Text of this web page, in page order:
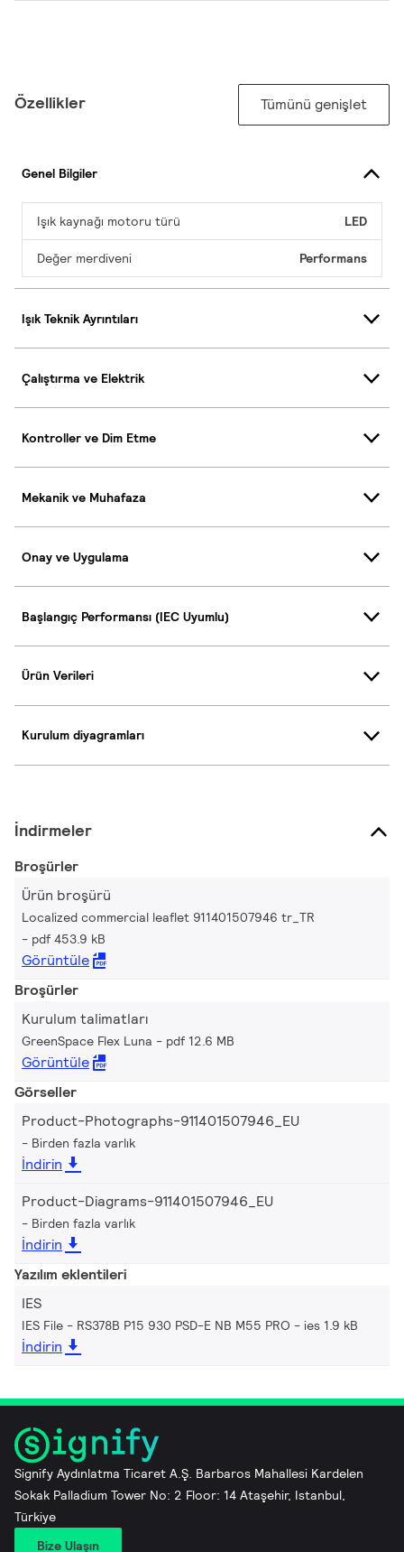
Özellikler Tümünü genişlet
Genel Bilgiler
Işık kaynağı motoru türü LED
Değer merdiveni Performans
Işık Teknik Ayrıntıları
Çalıştırma ve Elektrik
Kontroller ve Dim Etme
Mekanik ve Muhafaza
Onay ve Uygulama
Başlangıç Performansı (IEC Uyumlu)
Ürün Verileri
Kurulum diyagramları
İndirmeler
Broşürler
Ürün broşürü
Localized commercial leaflet 911401507946 tr_TR
pdf 453.9 kB
Görüntüle
Broşürler
Kurulum talimatları
GreenSpace Flex Luna pdf 12.6 MB
Görüntüle
Görseller
Product-Photographs-911401507946_EU
Birden fazla varlık
İndirin
Product-Diagrams-911401507946_EU
Birden fazla varlık
İndirin
Yazılım eklentileri
IES
IES File - RS378B P15 930 PSD-E NB M55 PRO ies 1.9 kB
İndirin
Signify Aydınlatma Ticaret A.Ş. Barbaros Mahallesi Kardelen
Sokak Palladium Tower No: 2 Floor: 14 Ataşehir, Istanbul,
Türkiye
Bize Ulaşın